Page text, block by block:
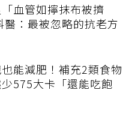
血管如擰抹布被擠
醫：最被忽略的抗老方
能減肥！補充2類食物
575大卡「還能吃飽